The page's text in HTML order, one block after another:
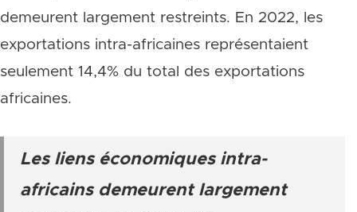
demeurent largement restreints. En 2022, les
exportations intra-africaines représentaient
seulement 14,4% du total des exportations
africaines.
Les liens économiques intra-
africains demeurent largement